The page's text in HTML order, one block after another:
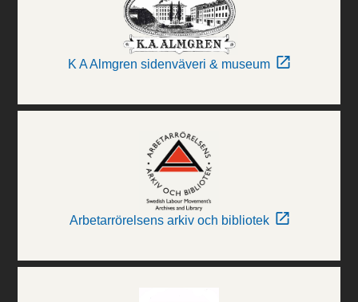
K A Almgren sidenväveri & museum
Arbetarrörelsens arkiv och bibliotek